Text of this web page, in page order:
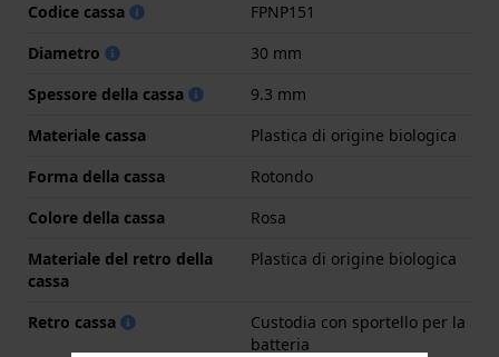
Codice cassa
FPNP151
Diametro
30 mm
Spessore della cassa
9.3 mm
Materiale cassa
Plastica di origine biologica
Forma della cassa
Rotondo
Colore della cassa
Rosa
Materiale del retro della
cassa
Plastica di origine biologica
Retro cassa
Custodia con sportello per la
batteria